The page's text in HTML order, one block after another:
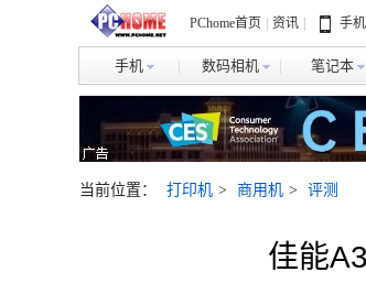
PChome首页 资讯 手
手机 数码相机 笔记本
当前位置： 打印机 > 商用机 > 评测
佳能